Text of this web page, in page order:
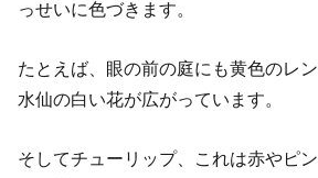
っせいに色づきます。
たとえば、眼の前の庭にも黄色のレ
水仙の白い花が広がっています。
そしてチューリップ、これは赤やピ